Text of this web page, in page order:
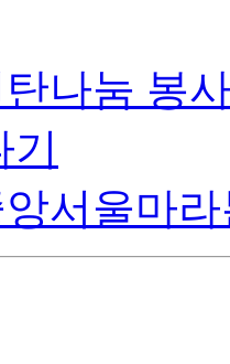
나눔 봉
기
서울마